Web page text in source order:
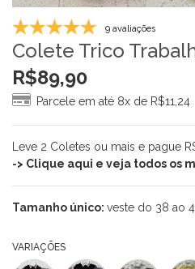
9 avaliações
Colete Trico
R$89,90
Parcele em até 8x de R$11,24
Leve 2 Coletes ou mais e pague
-> Clique aqui e veja todos os
Tamanho único: veste do 38 ao
VARIAÇÕES